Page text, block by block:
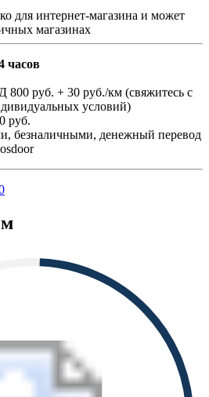
для интернет-магазина и может
магазинах
часов
руб. + 30 руб./км (свяжитесь с
условий)
руб.
безналичными, денежный перевод